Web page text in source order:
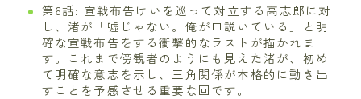
第6話: 宣戦布告けいを巡って対立する高志郎に対
し、渚が「嘘じゃない。俺が口説いている」と明
確な宣戦布告をする衝撃的なラストが描かれま
す。これまで傍観者のようにも見えた渚が、初め
て明確な意志を示し、三角関係が本格的に動き出
すことを予感させる重要な回です。